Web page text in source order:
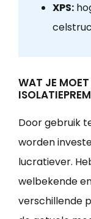
XPS:
WAT JE MOET
Door gebruik
worden
lucratiever.
welbekende
verschillende